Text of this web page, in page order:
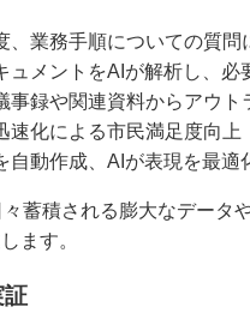
、業務手順についての質問
ュメントをAIが解析し、必
事録や関連資料からアウ
速化による市民満足度向上
自動作成、AIが表現を最適
蓄積される膨大なデータ
ます。
証